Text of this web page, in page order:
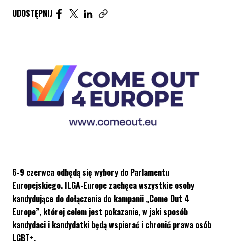
UDOSTĘPNIJ
UDOSTĘPNIJ ARTYKUŁ NA FACEBOOK. STRONA
UDOSTĘPNIJ ARTYKUŁ NA TWITTER.
UDOSTĘPNIJ ARTYKUŁ NA LINKEDIN.
6-9 czerwca odbędą się wybory do Parlamentu
Europejskiego. ILGA-Europe zachęca wszystkie osoby
kandydujące do dołączenia do kampanii „Come Out 4
Europe”, której celem jest pokazanie, w jaki sposób
kandydaci i kandydatki będą wspierać i chronić prawa osób
LGBT+.